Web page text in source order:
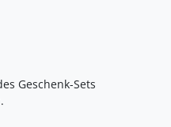
Geschenk-Sets